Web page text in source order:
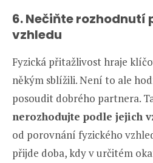
6. Nečiňte rozhodnutí
vzhledu
Fyzická přitažlivost hraje
někým sblížili. Není to ale
posoudit dobrého partnera.
nerozhodujte podle jejich
od porovnání fyzického
přijde doba, kdy v určitém